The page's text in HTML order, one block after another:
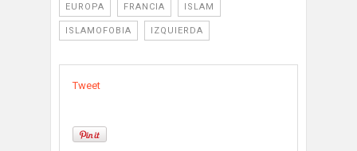
EUROPA FRANCIA ISLAM
ISLAMOFOBIA IZQUIERDA
Tweet